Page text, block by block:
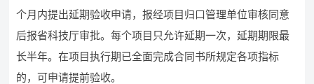
个月内提出延期验收申请，报经项目归口管理单位审核同意
后报省科技厅审批。每个项目只允许延期一次，延期期限最
长半年。在项目执行期已全面完成合同书所规定各项指标
的，可申请提前验收。